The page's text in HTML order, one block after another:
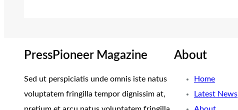
PressPioneer Magazine
Sed ut perspiciatis unde omnis iste natus
voluptatem fringilla tempor dignissim at,
About
Home
Latest News